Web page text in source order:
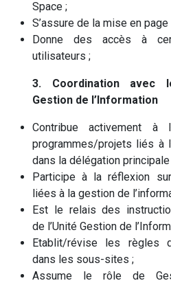
Space ;
S’assure de la mise en
Donne des accès à
utilisateurs ;
3. Coordination avec
Gestion de l’Information
Contribue activement
programmes/projets liés à
dans la délégation
Participe à la réflexion
liées à la gestion de
Est le relais des
de l’Unité Gestion de
Etablit/révise les règles
dans les sous-sites ;
Assume le rôle de